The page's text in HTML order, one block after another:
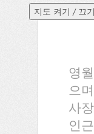
영
으
사
인